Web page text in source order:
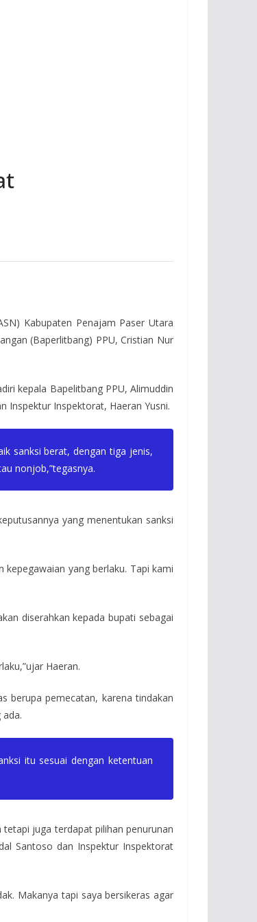
Kabupaten Penajam Paser Utara
(Baperlitbang) PPU, Cristian Nur
kepala Bapelitbang PPU, Alimuddin
Inspektur Inspektorat, Haeran Yusni.
sanksi berat, dengan tiga jenis,
nonjob,”tegasnya.
yang menentukan sanksi
yang berlaku. Tapi kami
diserahkan kepada bupati sebagai
Haeran.
berupa pemecatan, karena tindakan
itu sesuai dengan ketentuan
juga terdapat pilihan penurunan
Santoso dan Inspektur Inspektorat
Makanya tapi saya bersikeras agar